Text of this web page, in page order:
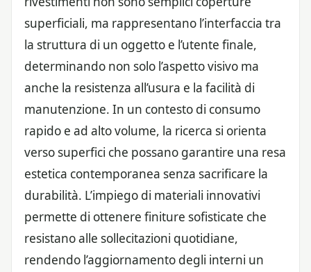
superficiali, ma rappresentano l’interfaccia tra
la struttura di un oggetto e l’utente finale,
determinando non solo l’aspetto visivo ma
anche la resistenza all’usura e la facilità di
manutenzione. In un contesto di consumo
rapido e ad alto volume, la ricerca si orienta
verso superfici che possano garantire una resa
estetica contemporanea senza sacrificare la
durabilità. L’impiego di materiali innovativi
permette di ottenere finiture sofisticate che
resistano alle sollecitazioni quotidiane,
rendendo l’aggiornamento degli interni un